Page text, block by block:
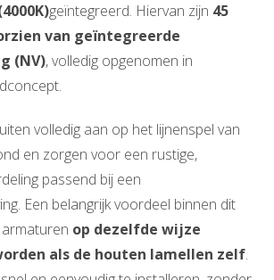
geïntegreerd. Hiervan zijn 45
van geïntegreerde
(NV), volledig opgenomen in
volledig aan op het lijnenspel van
en zorgen voor een rustige,
passend bij een
Een belangrijk voordeel binnen dit
op dezelfde wijze
als de houten lamellen zelf.